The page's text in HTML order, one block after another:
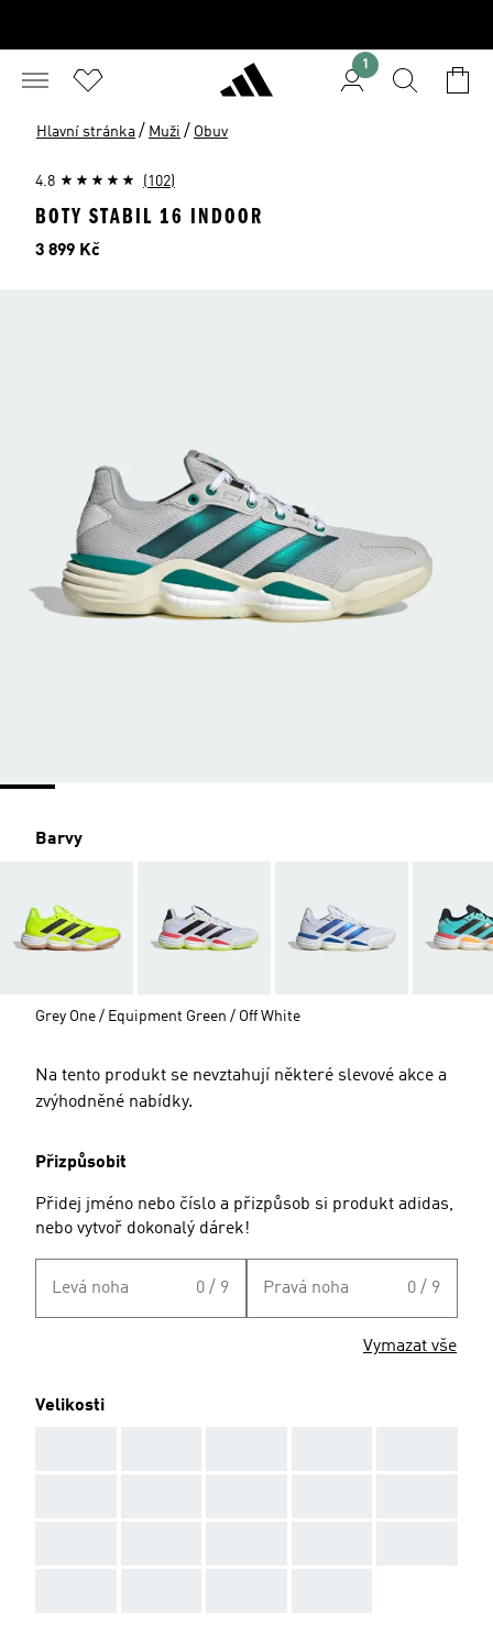
1
Hlavní stránka / Muži / Obuv
4.8 (102)
BOTY STABIL 16 INDOOR
Cena
3 899 Kč
Barvy
Grey One / Equipment Green / Off White
Na tento produkt se nevztahují některé slevové akce a
zvýhodněné nabídky.
Přizpůsobit
Přidej jméno nebo číslo a přizpůsob si produkt adidas,
nebo vytvoř dokonalý dárek!
Levá noha 0 / 9 Pravá noha 0 / 9
Vymazat vše
Velikosti